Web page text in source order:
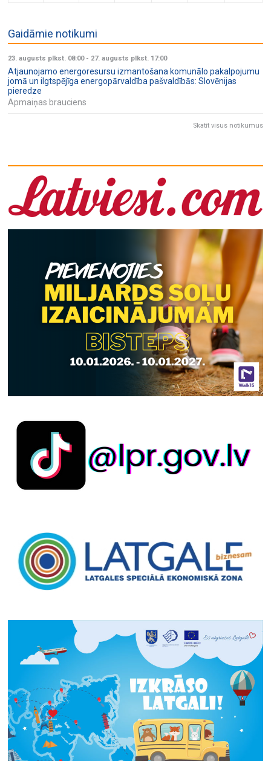
n
Gaidāmie notikumi
23. augusts plkst. 08:00- 27. augusts plkst. 17:00
Atjaunojamo energoresursu izmantošana komunālo pakalpojumu
jomā un ilgtspējīga energopārvaldība pašvaldībās: Slovēnijas
pieredze
Apmaiņas brauciens
Skatīt visus notikumus